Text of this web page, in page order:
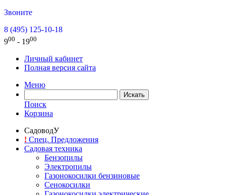
Звоните
8 (495) 125-10-18
900 - 1900
Личный кабинет
Полная версия сайта
Меню
Поиск
Корзина
СадоводУ
! Спец. Предложения
Садовая техника
Бензопилы
Электропилы
Газонокосилки бензиновые
Сенокосилки